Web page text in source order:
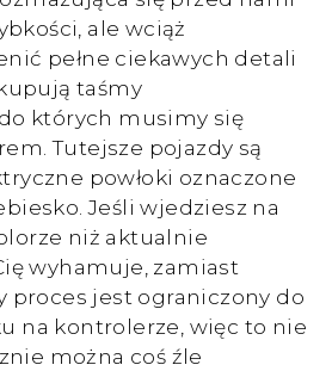
ale wciąż
pełne ciekawych detali
taśmy
których musimy się
Tutejsze pojazdy są
powłoki oznaczone
Jeśli wjedziesz na
niż aktualnie
wyhamuje, zamiast
proces jest ograniczony do
na kontrolerze, więc to nie
można coś źle